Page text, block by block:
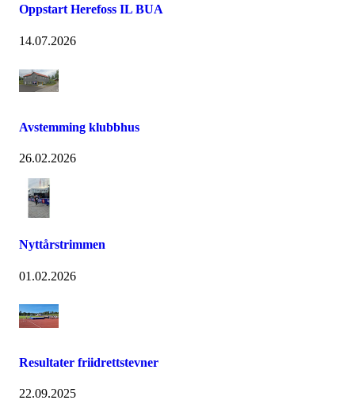
Oppstart Herefoss IL BUA
14.07.2026
Avstemming klubbhus
26.02.2026
Nyttårstrimmen
01.02.2026
Resultater friidrettstevner
22.09.2025